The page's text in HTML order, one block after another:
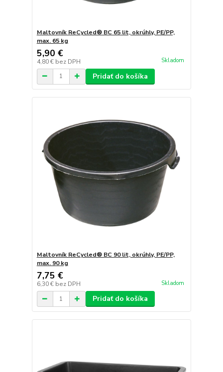
Maltovník ReCycled® BC 65 lit, okrúhly, PE/PP,
max. 65 kg
5,90 €
4,80 € bez DPH Skladom
Pridať do košíka
Maltovník ReCycled® BC 90 lit, okrúhly, PE/PP,
max. 90 kg
7,75 €
6,30 € bez DPH Skladom
Pridať do košíka